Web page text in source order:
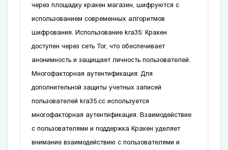
через площадкукракен магазин ‚ шифруются с
использованием современных алгоритмов
шифрования. Использованиеkra35: Кракен
доступен через сеть Tor‚ что обеспечивает
анонимность и защищает личность пользователей.
Многофакторная аутентификация: Для
дополнительной защиты учетных записей
пользователейkra35.cc используется
многофакторная аутентификация. Взаимодействие
с пользователями и поддержка Кракен уделяет
внимание взаимодействию с пользователями и